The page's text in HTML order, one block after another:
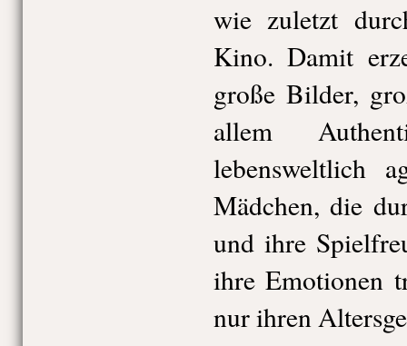
wie zuletzt
Kino. Damit
große Bilder,
allem
lebensweltlich
Mädchen, die
und ihre
ihre Emotionen
nur ihren